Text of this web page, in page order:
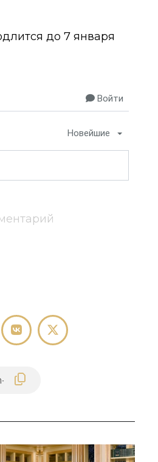
до 7 января
Войти
Новейшие